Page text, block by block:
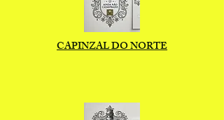
CAPINZAL DO NORTE